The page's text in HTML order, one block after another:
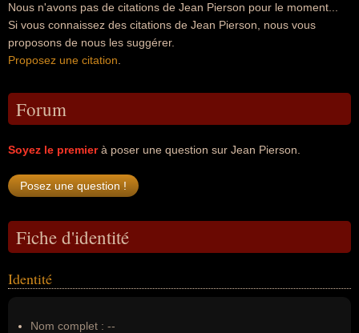
Nous n'avons pas de citations de Jean Pierson pour le moment...
Si vous connaissez des citations de Jean Pierson, nous vous
proposons de nous les suggérer.
Proposez une citation
Forum
Soyez le premierà poser une question sur Jean Pierson.
Fiche d'identité
Identité
Nom complet : --